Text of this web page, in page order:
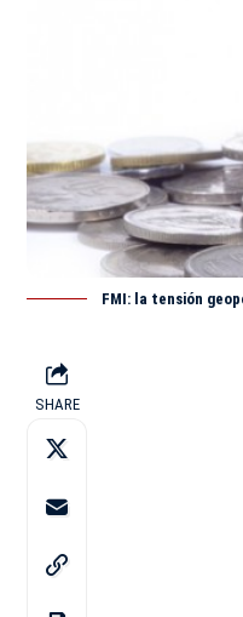
FMI: la tensión
SHARE